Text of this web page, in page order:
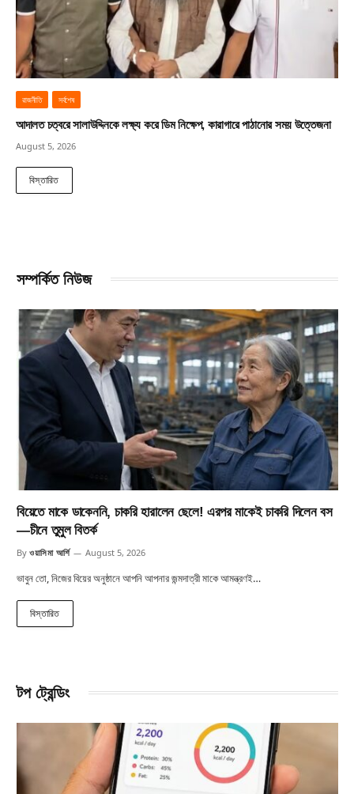
রাজনীতি সর্বশেষ
আদালত চত্বরে সালাউদ্দিনকে লক্ষ্য করে ডিম নিক্ষেপ, কারাগারে পাঠানোর সময় উত্তেজনা
August 5, 2026
বিস্তারিত
সম্পর্কিত নিউজ
বিয়েতে মাকে ডাকেননি, চাকরি হারালেন ছেলে! এরপর মাকেই চাকরি দিলেন বস
—চীনে তুমুল বিতর্ক
By ওয়াসিমা আর্শি August 5, 2026
ভাবুন তো, নিজের বিয়ের অনুষ্ঠানে আপনি আপনার জন্মদাত্রী মাকে আমন্ত্রণই…
বিস্তারিত
টপ ট্রেন্ডিং